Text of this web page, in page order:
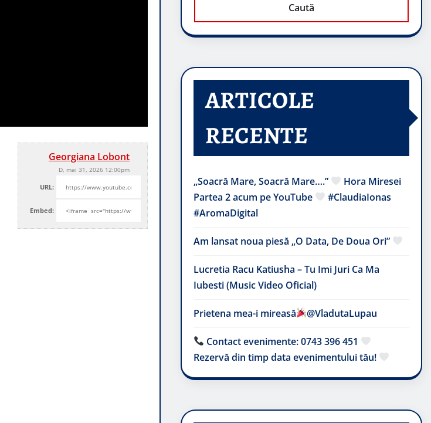
Georgiana Lobont
D, mai 31, 2026 12:00pm
URL:
Embed:
Caută
ARTICOLE
RECENTE
„Soacră Mare, Soacră Mare….”
Hora Miresei
Partea 2 acum pe YouTube
#ClaudiaIonas
#AromaDigital
Am lansat noua piesă „O Data, De Doua Ori”
Lucretia Racu Katiusha – Tu Imi Juri Ca Ma
Iubesti (Music Video Oficial)
Prietena mea-i mireasă​ @VladutaLupau
Contact evenimente: 0743 396 451
Rezervă din timp data evenimentului tău!